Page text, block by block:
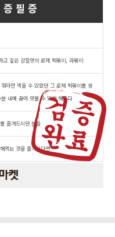
필 증
고 깊은 감칠맛의 로제 떡볶이, 라볶이
줘야만 먹을 수 있었던 그 로제 떡볶이를 생
내에 끓여 맛볼 수 있게 해준다
즐겨드시던 분들
먹는 것을 즐기신다면